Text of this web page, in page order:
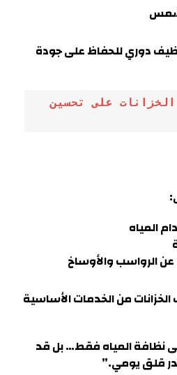
دوري للحفاظ على جودة
هل يساعد تنظيف الخزانات على تحسين
المياه
عن الرواسب والأوساخ
من الخدمات الأساسية
نظافة المياه فقط… بل قد
قلق يومي.”